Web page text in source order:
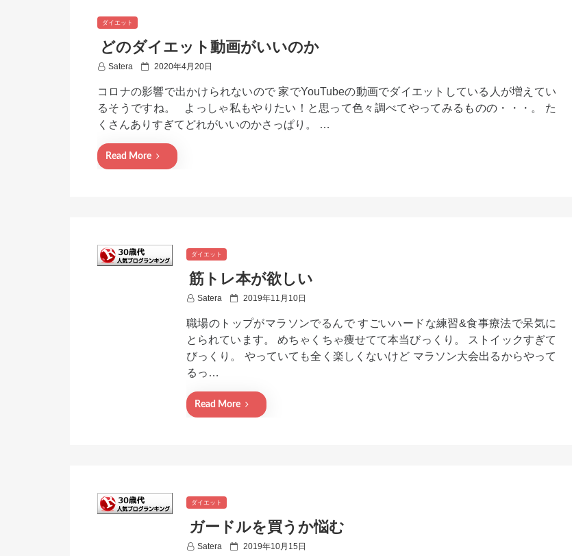
ダイエット
どのダイエット動画がいいのか
Satera
P
s
t
d
n
2020年4月20日
コロナの影響で出かけられないので 家でYouTubeの動画でダイエットしている人が増えてい
るそうですね。 よっしゃ私もやりたい！と思って色々調べてやってみるものの・・・。 た
くさんありすぎてどれがいいのかさっぱり。 …
Read More
ダイエット
筋トレ本が欲しい
Satera
P
s
2019年11月10日
職場のトップがマラソンでるんで すごいハードな練習&食事療法で呆気に
とられています。 めちゃくちゃ痩せてて本当びっくり。 ストイックすぎて
びっくり。 やっていても全く楽しくないけど マラソン大会出るからやって
るっ…
Read More
ダイエット
ガードルを買うか悩む
Satera
P 2019年10月15日